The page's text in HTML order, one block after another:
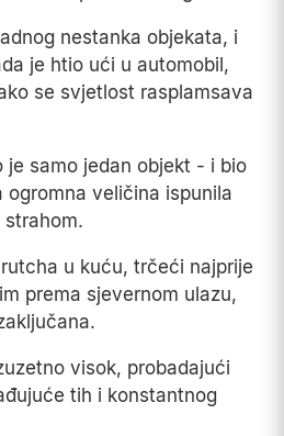
nestanka objekata, i
je htio ući u automobil,
se svjetlost rasplamsava
je samo jedan objekt - i bio
ogromna veličina ispunila
u kuću, trčeći najprije
prema sjevernom ulazu,
visok, probadajući
tih i konstantnog